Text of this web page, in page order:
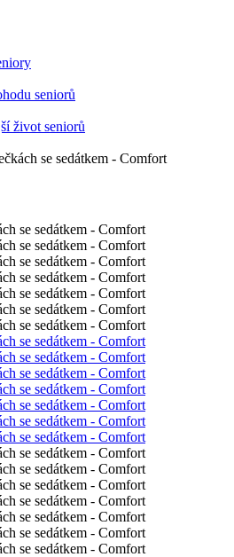
seniorů
život seniorů
se sedátkem - Comfort